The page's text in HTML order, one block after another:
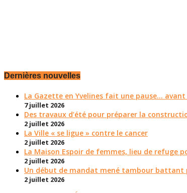
Dernières nouvelles
La Gazette en Yvelines fait une pause...
7 juillet 2026
Des travaux d’été pour préparer la
2 juillet 2026
La Ville « se ligue » contre le cancer
2 juillet 2026
La Maison Espoir de femmes, lieu de refuge
2 juillet 2026
Un début de mandat mené tambour battant
2 juillet 2026